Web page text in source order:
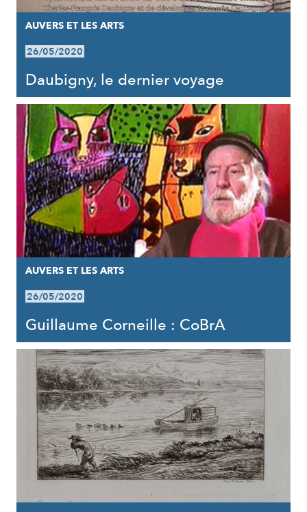
AUVERS ET LES ARTS
26/05/2020
Daubigny, le dernier voyage
AUVERS ET LES ARTS
26/05/2020
Guillaume Corneille : CoBrA